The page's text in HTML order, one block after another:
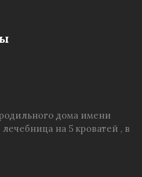
дома имени
на 5 кроватей , в